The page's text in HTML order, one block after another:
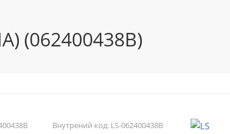
(062400438B)
Внутрений код: LS-062400438B